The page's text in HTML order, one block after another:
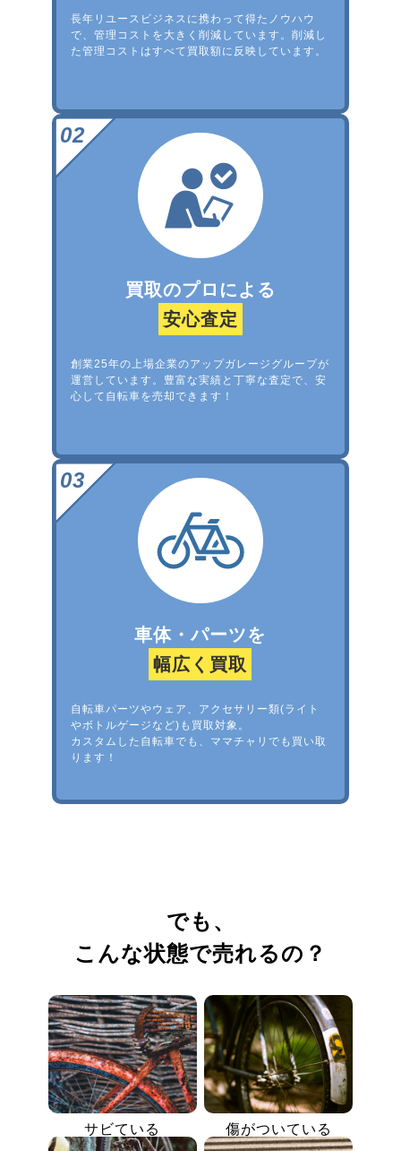
長年リユースビジネスに携わって得たノウハウ
で、管理コストを大きく削減しています。削減し
た管理コストはすべて買取額に反映しています。
買取のプロによる
安心査定
創業25年の上場企業のアップガレージグループが
運営しています。豊富な実績と丁寧な査定で、安
心して自転車を売却できます！
車体・パーツを
幅広く買取
自転車パーツやウェア、アクセサリー類(ライト
やボトルゲージなど)も買取対象。
カスタムした自転車でも、ママチャリでも買い取
ります！
でも、
こんな状態で売れるの？
サビている 傷がついている